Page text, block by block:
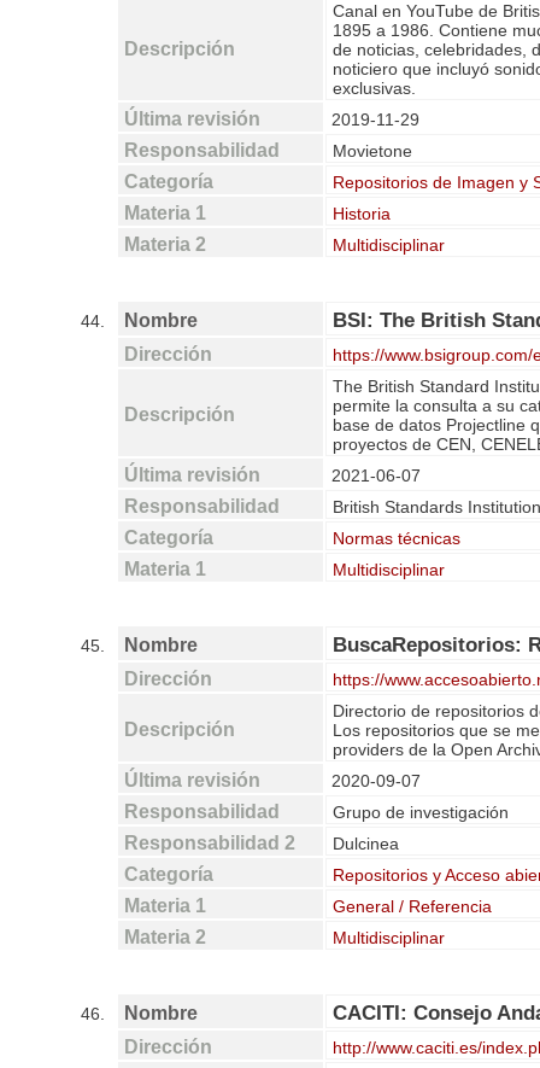
Descripción
Canal en YouTube de
1895 a 1986. Contiene
de noticias, celebridades,
noticiero que incluyó
exclusivas.
Última revisión 2019-11-29
Responsabilidad Movietone
Categoría Repositorios de Imagen y
Materia 1 Historia
Materia 2 Multidisciplinar
44. Nombre BSI: The British
Dirección https://www.bsigroup.com/
Descripción
The British Standard
permite la consulta a su
base de datos Projectline
proyectos de CEN,
Última revisión 2021-06-07
Responsabilidad British Standards
Categoría Normas técnicas
Materia 1 Multidisciplinar
45. Nombre BuscaRepositorios:
Dirección https://
Descripción
Directorio de repositorios
Los repositorios que se
providers de la Open
Última revisión 2020-09-07
Responsabilidad Grupo de investigación
Responsabilidad 2 Dulcinea
Categoría Repositorios y Acceso
Materia 1 General / Referencia
Materia 2 Multidisciplinar
46. Nombre CACITI: Consejo
Dirección http://www.caciti.es/